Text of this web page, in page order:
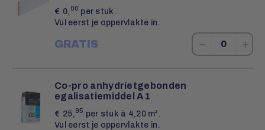
€ 0, 00 per stuk.
Vul eerst je oppervlakte in.
GRATIS − +
Co-pro anhydrietgebonden
egalisatiemiddel A1
€ 25, 95 per stuk à 4,20 m².
Vul eerst je oppervlakte in.